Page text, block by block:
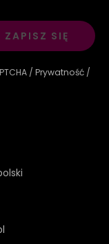
ZAPISZ SIĘ
/ Prywatność /